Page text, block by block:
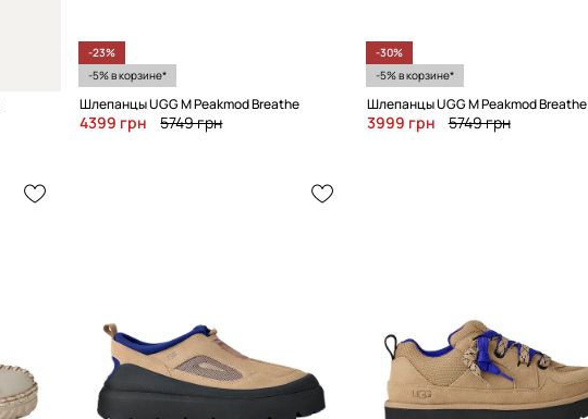
-23%
-5% в корзине*
Шлепанцы UGG M Peakmod Breathe
4399 грн 5749 грн
-30%
-5% в корзине*
Шлепанцы UGG M Peakmod Breathe
3999 грн 5749 грн